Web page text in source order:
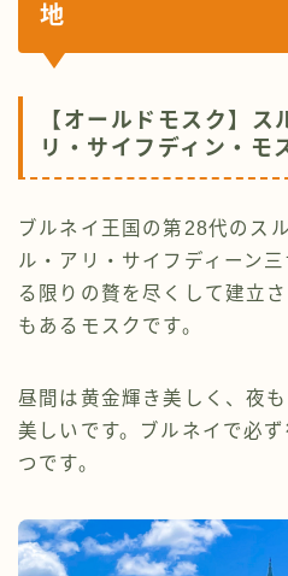
地
【オールドモスク】
リ・サイフディン・モ
ブルネイ王国の第28代のス
ル・アリ・サイフディーン
る限りの贅を尽くして建立
もあるモスクです。
昼間は黄金輝き美しく、夜
美しいです。ブルネイで必
つです。